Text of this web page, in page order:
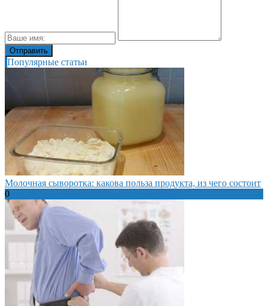
Популярные статьи
Молочная сыворотка: какова польза продукта, из чего состоит
0